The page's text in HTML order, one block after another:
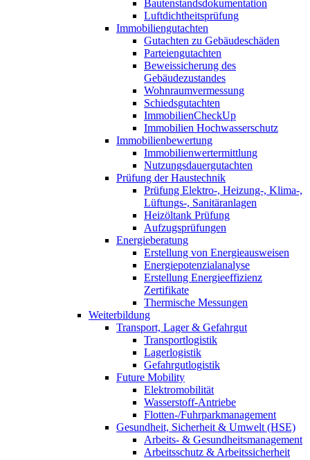
Bautenstandsdokumentation
Luftdichtheitsprüfung
Immobiliengutachten
Gutachten zu Gebäudeschäden
Parteiengutachten
Beweissicherung des
Gebäudezustandes
Wohnraumvermessung
Schiedsgutachten
ImmobilienCheckUp
Immobilien Hochwasserschutz
Immobilienbewertung
Immobilienwertermittlung
Nutzungsdauergutachten
Prüfung der Haustechnik
Prüfung Elektro-, Heizung-, Klima-,
Lüftungs-, Sanitäranlagen
Heizöltank Prüfung
Aufzugsprüfungen
Energieberatung
Erstellung von Energieausweisen
Energiepotenzialanalyse
Erstellung Energieeffizienz
Zertifikate
Thermische Messungen
Weiterbildung
Transport, Lager & Gefahrgut
Transportlogistik
Lagerlogistik
Gefahrgutlogistik
Future Mobility
Elektromobilität
Wasserstoff-Antriebe
Flotten-/Fuhrparkmanagement
Gesundheit, Sicherheit & Umwelt (HSE)
Arbeits- & Gesundheitsmanagement
Arbeitsschutz & Arbeitssicherheit